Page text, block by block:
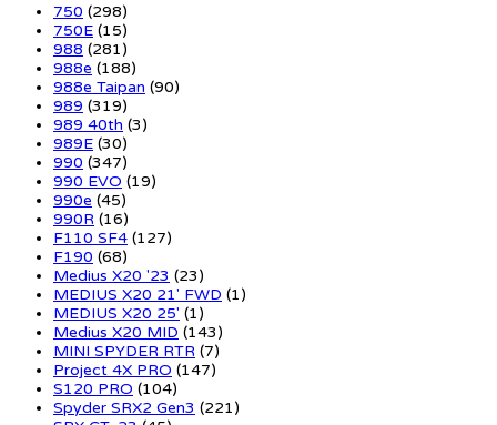
750 (298)
750E (15)
988 (281)
988e (188)
988e Taipan (90)
989 (319)
989 40th (3)
989E (30)
990 (347)
990 EVO (19)
990e (45)
990R (16)
F110 SF4 (127)
F190 (68)
Medius X20 '23 (23)
MEDIUS X20 21' FWD (1)
MEDIUS X20 25' (1)
Medius X20 MID (143)
MINI SPYDER RTR (7)
Project 4X PRO (147)
S120 PRO (104)
Spyder SRX2 Gen3 (221)